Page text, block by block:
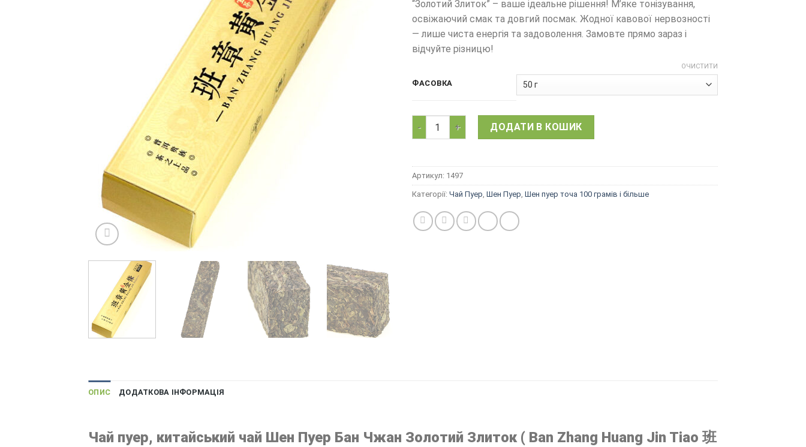
“Золотий Злиток” – ваше ідеальне рішення! М’яке тонізування,
освіжаючий смак та довгий посмак. Жодної кавової нервозності
— лише чиста енергія та задоволення. Замовте прямо зараз і
відчуйте різницю!
ФАСОВКА
ОЧИСТИТИ
Китайський чай Шен Пуер Бан Чжан, Золотий Злиток, 2021, 300 г кількість
ДОДАТИ В КОШИК
Артикул: 1497
Категорії: Чай Пуер Шен Пуер Шен пуер точа 100 грамів і більше
ОПИС ДОДАТКОВА ІНФОРМАЦІЯ
Чай пуер, китайський чай Шен Пуер Бан Чжан Золотий Злиток ( Ban Zhang Huang Jin Tiao 班